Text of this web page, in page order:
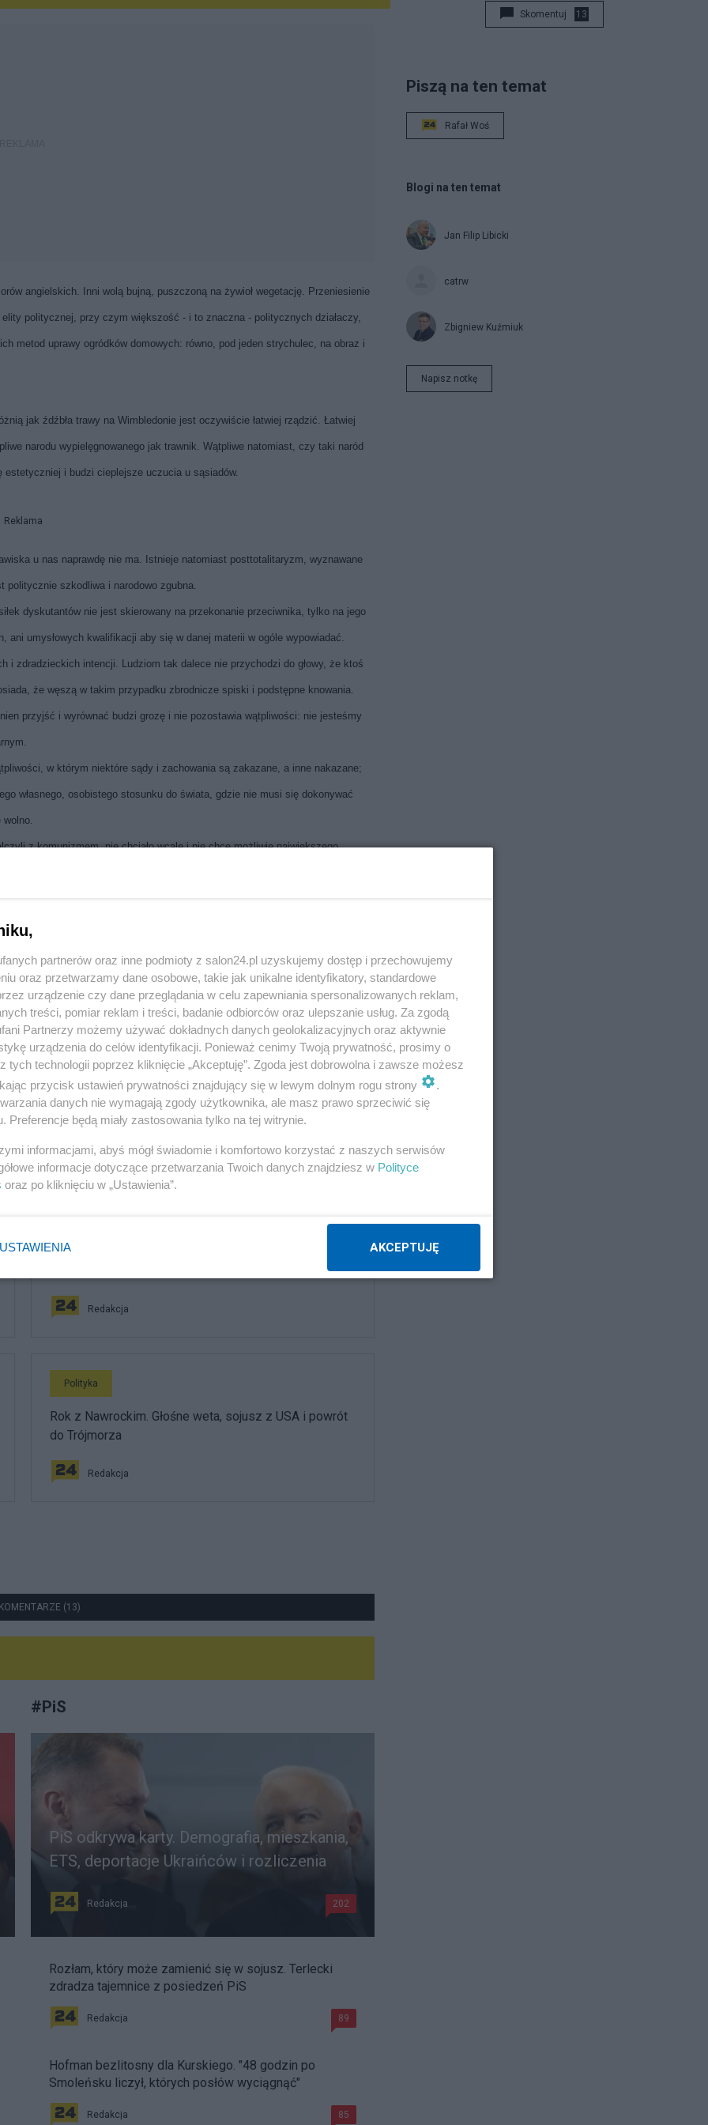
angielskich. Inni wolą bujną, puszczoną na żywioł wegetację. Przeniesienie
politycznej, przy czym większość - i to znaczna - politycznych działaczy,
metod uprawy ogródków domowych: równo, pod jeden strychulec, na obraz i
jak źdźbła trawy na Wimbledonie jest oczywiście łatwiej rządzić. Łatwiej
narodu wypielęgnowanego jak trawnik. Wątpliwe natomiast, czy taki naród
estetyczniej i budzi cieplejsze uczucia u sąsiadów.
Reklama
u nas naprawdę nie ma. Istnieje natomiast posttotalitaryzm, wyznawane
politycznie szkodliwa i narodowo zgubna.
dyskutantów nie jest skierowany na przekonanie przeciwnika, tylko na jego
ani umysłowych kwalifikacji aby się w danej materii w ogóle wypowiadać.
i zdradzieckich intencji. Ludziom tak dalece nie przychodzi do głowy, że ktoś
że węszą w takim przypadku zbrodnicze spiski i podstępne knowania.
przyjść i wyrównać budzi grozę i nie pozostawia wątpliwości: nie jesteśmy
w którym niektóre sądy i zachowania są zakazane, a inne nakazane;
własnego, osobistego stosunku do świata, gdzie nie musi się dokonywać
wolno.
z komunizmem, nie chciało wcale i nie chce możliwie największego
wprawdzie, ale istotną definicją demokracji. Oni chcą realizacji własnych
głowie przyznać, że każdy ma prawo myśleć, mówić, pisać to, co chce. Ma
zdrowia. Inaczej się sfrustruje i żółć w nim pęknie.
Każdy może mówić o wszystkim, co go obchodzi, a celem polityki nie
które można wyrywać tylko dlatego, że bujnie się plenią, zakłócając
zubożenie społeczeństwa. Nawet na cmentarzu nagrobki różnią się od
mój nagrobek był z taśmy i miał po prostu numer.
13 Obserwuj notkę
PiS odkrywa karty. Demografia, mieszkania, ETS,
Redakcja
Polityka
Rok z Nawrockim. Głośne weta, sojusz z USA i powrót
do Trójmorza
Redakcja
(13)
#PiS
PiS odkrywa karty. Demografia, mieszkania,
ETS, deportacje Ukraińców i rozliczenia
Redakcja 202
Rozłam, który może zamienić się w sojusz. Terlecki
zdradza tajemnice z posiedzeń PiS
Redakcja 89
Hofman bezlitosny dla Kurskiego. "48 godzin po
Smoleńsku liczył, których posłów wyciągnąć"
Redakcja 85
Skomentuj 13
Piszą na ten temat
Rafał Woś
Blogi na ten temat
Jan Filip Libicki
catrw
Zbigniew Kuźmiuk
Napisz notkę
partnerów oraz inne podmioty z salon24.pl uzyskujemy dostęp i przechowujemy
oraz przetwarzamy dane osobowe, takie jak unikalne identyfikatory, standardowe
urządzenie czy dane przeglądania w celu zapewniania spersonalizowanych reklam,
treści, pomiar reklam i treści, badanie odbiorców oraz ulepszanie usług. Za zgodą
Partnerzy możemy używać dokładnych danych geolokalizacyjnych oraz aktywnie
urządzenia do celów identyfikacji. Ponieważ cenimy Twoją prywatność, prosimy o
tych technologii poprzez kliknięcie „Akceptuję”. Zgoda jest dobrowolna i zawsze możesz
przycisk ustawień prywatności znajdujący się w lewym dolnym rogu strony
.
danych nie wymagają zgody użytkownika, ale masz prawo sprzeciwić się
Preferencje będą miały zastosowania tylko na tej witrynie.
informacjami, abyś mógł świadomie i komfortowo korzystać z naszych serwisów
informacje dotyczące przetwarzania Twoich danych znajdziesz w Polityce
oraz po kliknięciu w „Ustawienia”.
USTAWIENIA AKCEPTUJĘ